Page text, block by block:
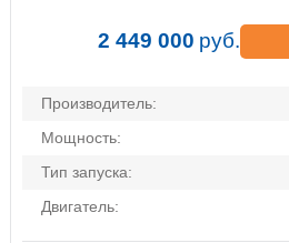
2 449 000 руб.
Производитель:
Мощность:
Тип запуска:
Двигатель: